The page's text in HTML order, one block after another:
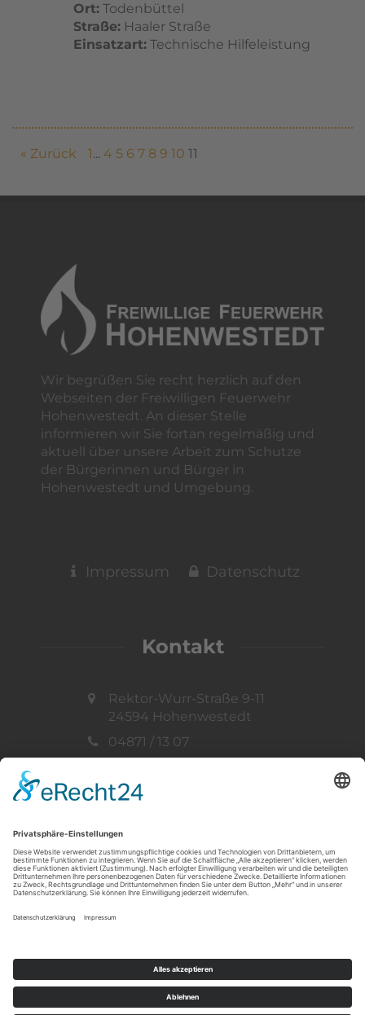
Ort:Todenbüttel
Straße:Haaler Straße
Einsatzart:Technische Hilfeleistung
« Zurück 1... 4 5 6 7 8 9 10 11
Wir begrüßen Sie recht herzlich auf den
Webseiten der Freiwilligen Feuerwehr
Hohenwestedt. An dieser Stelle
informieren wir Sie fortan regelmäßig und
aktuell über unsere Arbeit zum Schutze
der Bürgerinnen und Bürger in
Hohenwestedt und Umgebung.
Impressum Datenschutz
Kontakt
Rektor-Wurr-Straße 9-11
24594 Hohenwestedt
04871 / 13 07
Vertreten durch:
Thorsten Müller
Telefon: 04871 / 33 73
© 2019 - 2026 Freiwillige Feuerwehr